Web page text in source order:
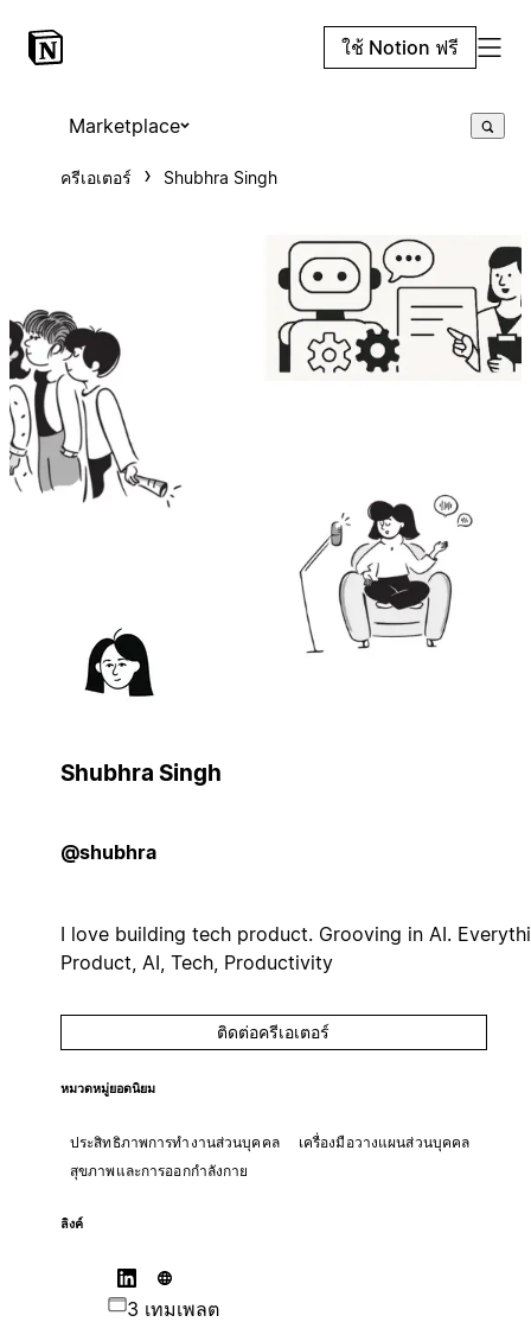
ใช้ Notion ฟรี
Marketplace
ครีเอเตอร์ Shubhra Singh
Shubhra Singh
@shubhra
I love building tech product. Grooving in AI.
Product, AI, Tech, Productivity
ติดต่อครีเอเตอร์
หมวดหมู่ยอดนิยม
ประสิทธิภาพการทำงานส่วนบุคคล
เครื่องมือวางแผนส่วนบุคคล
สุขภาพและการออกกำลังกาย
ลิงค์
3 เทมเพลต